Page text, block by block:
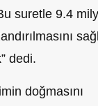
suretle 9.4
dedi.
doğmasını